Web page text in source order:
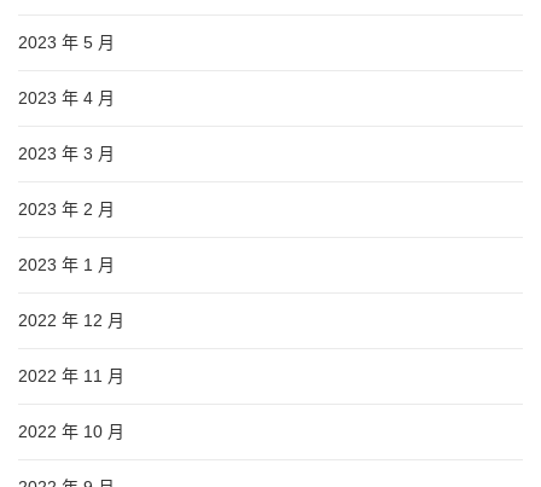
2023 年 5 月
2023 年 4 月
2023 年 3 月
2023 年 2 月
2023 年 1 月
2022 年 12 月
2022 年 11 月
2022 年 10 月